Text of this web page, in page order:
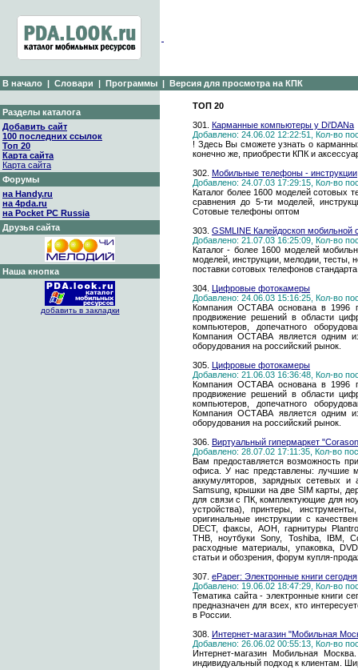
В начало | Словари | Программы | Версия для просмотра на КПК
Разделы каталога
Добавить сайт
100 последних ссылок
Топ 20
Карта сайта
Карта сайта
Форумы
на Handy.ru
на 4pda.ru
на Pocket PC Russia
Друзья сайта
Наша кнопка
добавить в закладки
ТОП 20
301. Карманные компьютеры у Di'DANa
Добавлено: 24.06.02 12:22:51, Кол-во
! Здесь Вы сможете узнать о
конечно же, приобрести КПК и
302. Мобильные телефоны -
Добавлено: 24.07.03 17:29:15, Кол-во
Каталог более 1600 моделей сотовых
сравнения до 5-ти моделей,
Сотовые телефоны оптом
303. GSMLINE Калейдоскоп мобильной
Добавлено: 21.07.03 16:25:09, Кол-во
Каталог - более 1600 моделей
моделей, инструкции, мелодии,
поставки сотовых телефонов
304. Цифровые фотокамеры
Добавлено: 24.06.03 15:16:25, Кол-во
Компания ОСТАВА основана в 1996
продвижение решений в области
компьютеров, допечатного
Компания ОСТАВА является одним
оборудования на российский рынок.
305. Цифровые фотокамеры
Добавлено: 21.06.03 16:36:48, Кол-во
Компания ОСТАВА основана в 1996
продвижение решений в области
компьютеров, допечатного
Компания ОСТАВА является одним
оборудования на российский рынок.
306. Виртуальный гипермаркет
Добавлено: 28.07.02 17:11:35, Кол-во
Вам предоставляется возможность
офиса. У нас представлены: лучшие
аккумуляторов, зарядных сетевых и
Samsung, крышки на две SIM карты,
для связи с ПК, комплектующие для
устройства), принтеры,
оригинальные инструкции с
DECT, факсы, АОН, гарнитуры
ТНВ, ноутбуки Sony, Toshiba, IBM,
расходные материалы, упаковка,
статьи и обозрения, форум купля-
307. ePaper: Электронные книги сегодня
Добавлено: 19.06.02 18:47:29, Кол-во
Тематика сайта - электронные книги
предназначен для всех, кто
в России.
308. Интернет-магазин "Мобильная
Добавлено: 26.06.02 00:55:13, Кол-во
Интернет-магазин Мобильная
индивидуальный подход к клиентам.